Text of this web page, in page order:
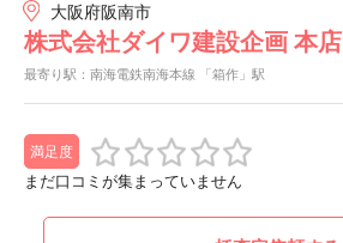
大阪府阪南市
株式会社ダイワ建設企画 本店
最寄り駅：南海電鉄南海本線 「箱作」駅
満足度
まだ口コミが集まっていません